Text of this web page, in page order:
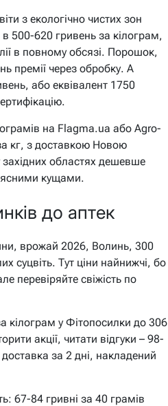
з екологічно чистих зон
500-620 гривень за кілограм,
в повному обсязі. Порошок,
премії через обробку. А
або еквівалент 1750
на Flagma.ua або Agro-
кг, з доставкою Новою
областях дешевше
кущами.
до аптек
врожай 2026, Волинь, 300
суцвіть. Тут ціни найнижчі, бо
перевіряйте свіжість по
кілограм у Фітопосилки до 306
акції, читати відгуки – 98-
за 2 дні, накладений
67-84 гривні за 40 грамів